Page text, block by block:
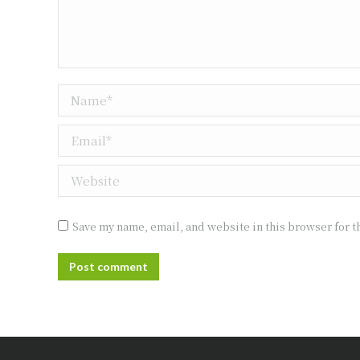
Name *
Email *
Website
Save my name, email, and website in this browser for
Post comment